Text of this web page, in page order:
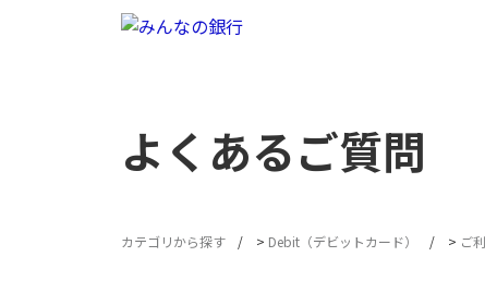
よくあるご質問
カテゴリから探す > Debit（デビットカード） > ご